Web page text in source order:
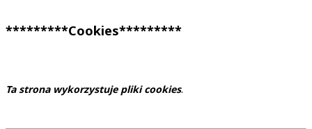
*********Cookies*********
Ta strona wykorzystuje pliki cookies.